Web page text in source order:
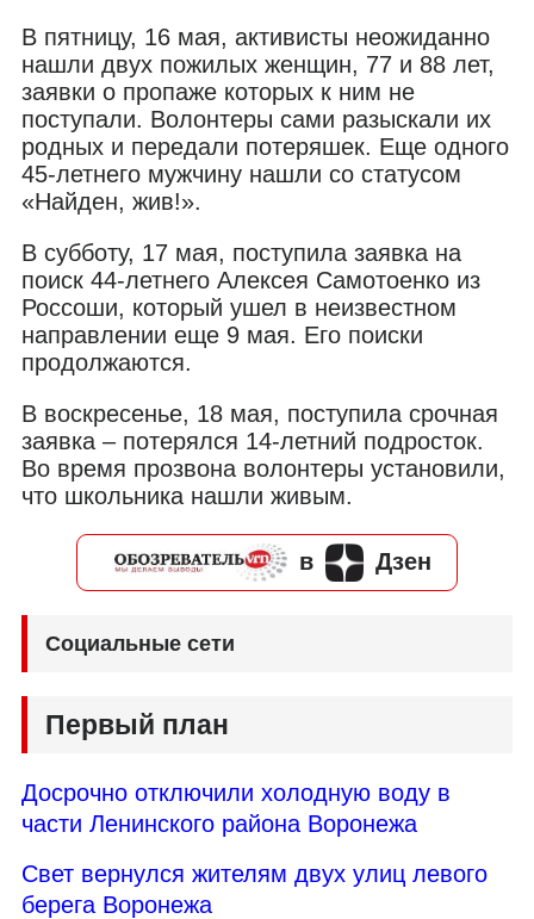
В пятницу, 16 мая, активисты неожиданно
нашли двух пожилых женщин, 77 и 88 лет,
заявки о пропаже которых к ним не
поступали. Волонтеры сами разыскали их
родных и передали потеряшек. Еще одного
45-летнего мужчину нашли со статусом
«Найден, жив!».
В субботу, 17 мая, поступила заявка на
поиск 44-летнего Алексея Самотоенко из
Россоши, который ушел в неизвестном
направлении еще 9 мая. Его поиски
продолжаются.
В воскресенье, 18 мая, поступила срочная
заявка – потерялся 14-летний подросток.
Во время прозвона волонтеры установили,
что школьника нашли живым.
в Дзен
Социальные сети
Первый план
Досрочно отключили холодную воду в
части Ленинского района Воронежа
Свет вернулся жителям двух улиц левого
берега Воронежа